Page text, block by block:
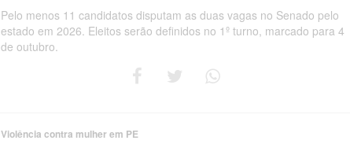
Pelo menos 11 candidatos disputam as duas vagas no Senado pelo
estado em 2026. Eleitos serão definidos no 1º turno, marcado para 4
de outubro.
Violência contra mulher em PE